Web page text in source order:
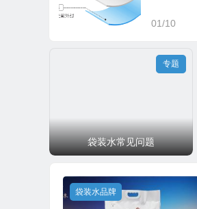
01/10
专题
袋装水常见问题
袋装水品牌